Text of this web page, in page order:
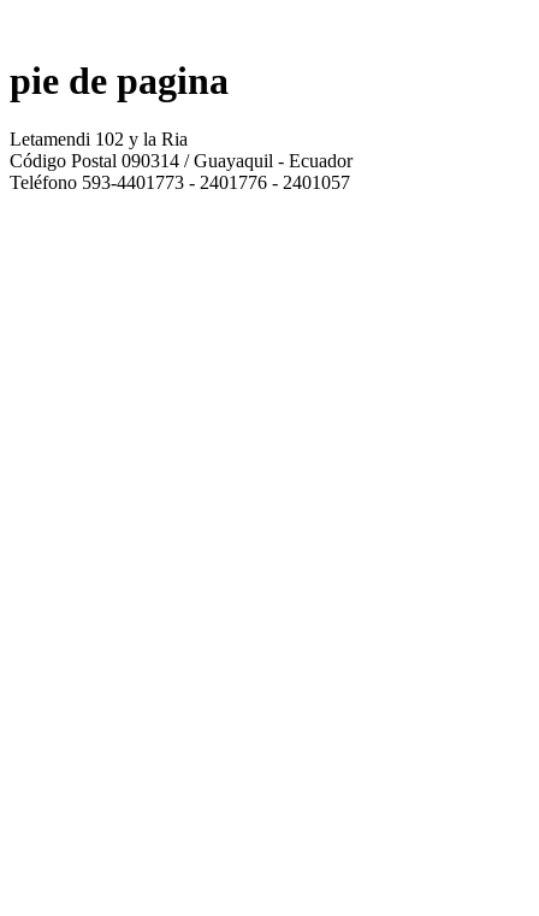
pie de pagina
Letamendi 102 y la Ria
Código Postal 090314 / Guayaquil - Ecuador
Teléfono 593-4401773 - 2401776 - 2401057